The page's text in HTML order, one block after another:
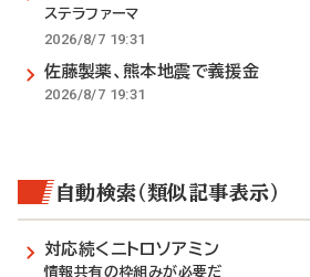
ステラファーマ
2026/8/7 19:31
佐藤製薬、熊本地震で義援金
2026/8/7 19:31
自動検索（類似記事表示）
対応続くニトロソアミン
情報共有の枠組みが必要だ